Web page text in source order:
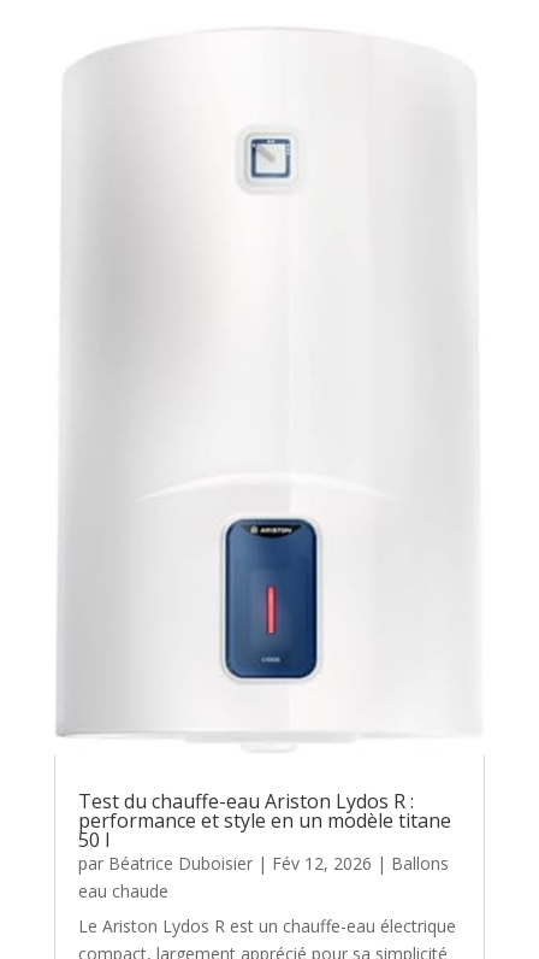
Test du chauffe-eau Ariston Lydos R :
performance et style en un modèle titane
50 l
par Béatrice Duboisier| Fév 12, 2026 | Ballons
eau chaude
Le Ariston Lydos R est un chauffe-eau électrique
compact, largement apprécié pour sa simplicité